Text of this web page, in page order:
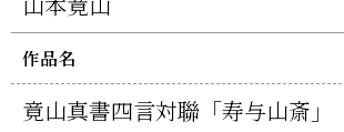
作品名
竟山真書四言対聯「寿与山斎」